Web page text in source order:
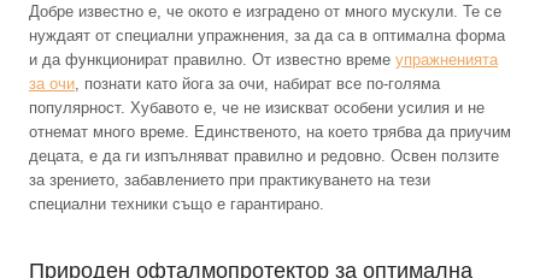
Добре известно е, че окото е изградено от много мускули. Те се
нуждаят от специални упражнения, за да са в оптимална форма
и да функционират правилно. От известно време упражненията
за очи , познати като йога за очи, набират все по-голяма
популярност. Хубавото е, че не изискват особени усилия и не
отнемат много време. Единственото, на което трябва да приучим
децата, е да ги изпълняват правилно и редовно. Освен ползите
за зрението, забавлението при практикуването на тези
специални техники също е гарантирано.
Природен офталмопротектор за оптимална